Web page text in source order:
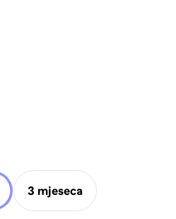
3 mjeseca